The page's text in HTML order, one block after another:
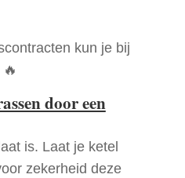
kun je bij
door een
is. Laat je ketel
zekerheid deze